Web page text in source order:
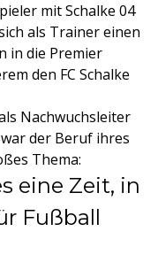
mit Schalke 04
als Trainer einen
in die Premier
den FC Schalke
Nachwuchsleiter
der Beruf ihres
Thema:
eine Zeit, in
Fußball